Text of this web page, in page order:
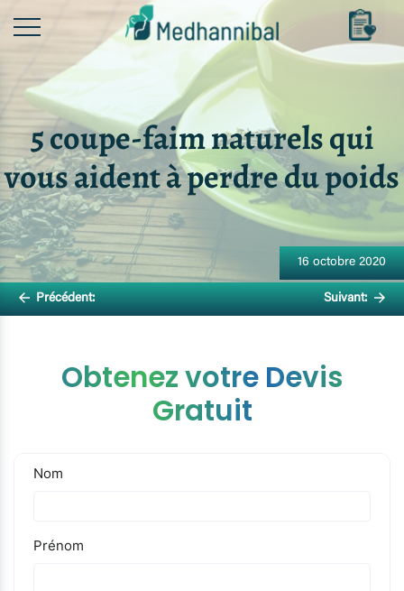
5 coupe-faim naturels qui
vous aident à perdre du poids
16 octobre 2020
Navigation
de
l’article
Précédent: Suivant:
Obtenez votre Devis
Gratuit